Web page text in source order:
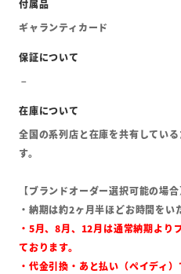
ギャランティカード
全国の系列店と在庫を共有してい
す。
【ブランドオーダー選択可能の場合
・納期は約2ヶ月半ほどお時間をい
・5月、8月、12月は通常納期より
ております。
・代金引換・あと払い（ペイディ